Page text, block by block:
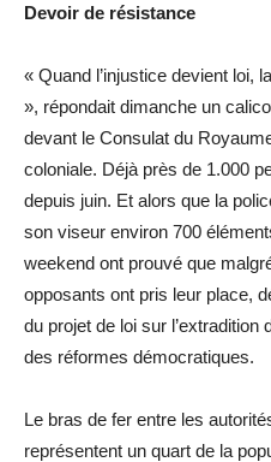
Devoir de résistance
« Quand l’injustice devient loi,
», répondait dimanche un
devant le Consulat du
coloniale. Déjà près de 1.000
depuis juin. Et alors que la
son viseur environ 700
weekend ont prouvé que
opposants ont pris leur place,
du projet de loi sur
des réformes démocratiques.
Le bras de fer entre les
représentent un quart de la